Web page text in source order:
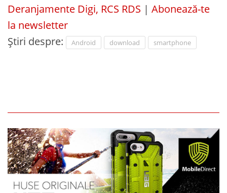
Deranjamente Digi, RCS RDS | Abonează-te
la newsletter
Știri despre:
Android download smartphone